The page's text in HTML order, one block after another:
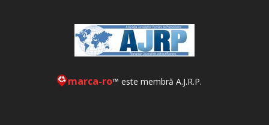
marca-ro™ este membră A.J.R.P.